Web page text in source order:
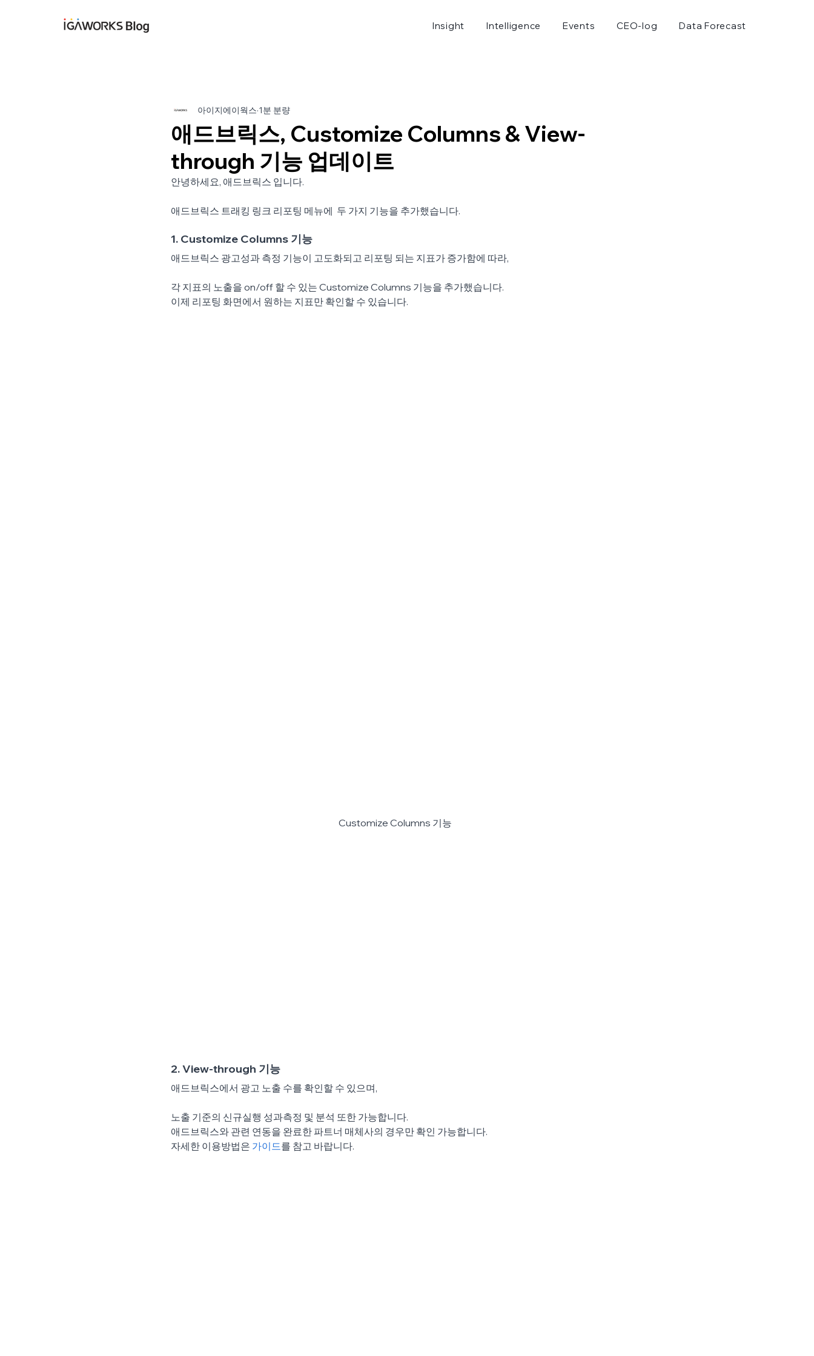
Insight Intelligence Events CEO-log Data Forecast
애드브릭스, Customize Columns & View-
through 기능 업데이트
아이지에이웍스 1분 분량
안녕하세요, 애드브릭스 입니다.
애드브릭스 트래킹 링크 리포팅 메뉴에  두 가지 기능을 추가했습니다.
1. Customize Columns 기능
애드브릭스 광고성과 측정 기능이 고도화되고 리포팅 되는 지표가 증가함에 따라,
각 지표의 노출을 on/off 할 수 있는 Customize Columns 기능을 추가했습니다.
이제 리포팅 화면에서 원하는 지표만 확인할 수 있습니다.
Customize Columns 기능
2. View-through 기능
애드브릭스에서 광고 노출 수를 확인할 수 있으며,
노출 기준의 신규실행 성과측정 및 분석 또한 가능합니다.
애드브릭스와 관련 연동을 완료한 파트너 매체사의 경우만 확인 가능합니다.
자세한 이용방법은 가이드를 참고 바랍니다.